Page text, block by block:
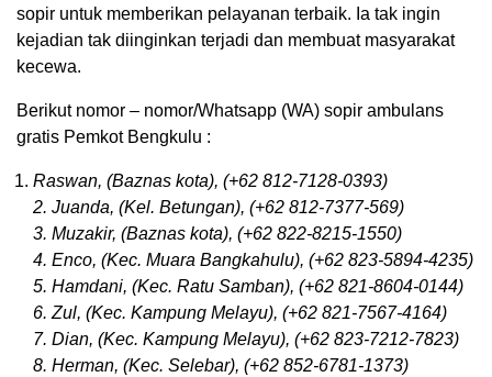
sopir untuk memberikan pelayanan terbaik. Ia tak ingin
kejadian tak diinginkan terjadi dan membuat masyarakat
kecewa.
Berikut nomor – nomor/Whatsapp (WA) sopir ambulans
gratis Pemkot Bengkulu :
Raswan, (Baznas kota), (+62 812-7128-0393)
2. Juanda, (Kel. Betungan), (+62 812-7377-569)
3. Muzakir, (Baznas kota), (+62 822-8215-1550)
4. Enco, (Kec. Muara Bangkahulu), (+62 823-5894-4235)
5. Hamdani, (Kec. Ratu Samban), (+62 821-8604-0144)
6. Zul, (Kec. Kampung Melayu), (+62 821-7567-4164)
7. Dian, (Kec. Kampung Melayu), (+62 823-7212-7823)
8. Herman, (Kec. Selebar), (+62 852-6781-1373)